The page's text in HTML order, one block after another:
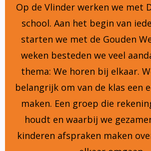
Op de Vlinder werken we met
school. Aan het begin van
starten we met de Gouden
weken besteden we veel
thema: We horen bij elkaar.
belangrijk om van de klas een
maken. Een groep die
houdt en waarbij we
kinderen afspraken maken